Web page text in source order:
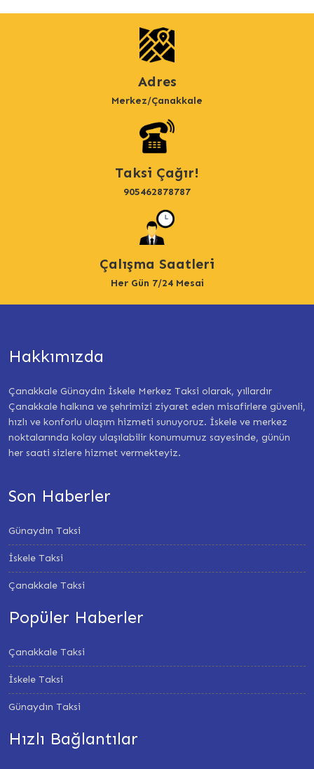
Adres
Merkez/Çanakkale
Taksi Çağır!
905462878787
Çalışma Saatleri
Her Gün 7/24 Mesai
Hakkımızda
Çanakkale Günaydın İskele Merkez Taksi olarak, yıllardır
Çanakkale halkına ve şehrimizi ziyaret eden misafirlere güvenli,
hızlı ve konforlu ulaşım hizmeti sunuyoruz. İskele ve merkez
noktalarında kolay ulaşılabilir konumumuz sayesinde, günün
her saati sizlere hizmet vermekteyiz.
Son Haberler
Günaydın Taksi
İskele Taksi
Çanakkale Taksi
Popüler Haberler
Çanakkale Taksi
İskele Taksi
Günaydın Taksi
Hızlı Bağlantılar